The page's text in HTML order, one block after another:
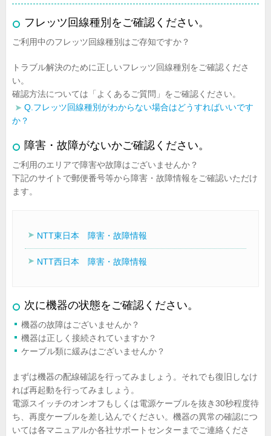
フレッツ回線種別をご確認ください。
ご利用中のフレッツ回線種別はご存知ですか？
トラブル解決のために正しいフレッツ回線種別をご確認くださ
い。
確認方法については「よくあるご質問」をご確認ください。
Q.フレッツ回線種別がわからない場合はどうすればいいです
か？
障害・故障がないかご確認ください。
ご利用のエリアで障害や故障はございませんか？
下記のサイトで郵便番号等から障害・故障情報をご確認いただけ
ます。
NTT東日本 障害・故障情報
NTT西日本 障害・故障情報
次に機器の状態をご確認ください。
機器の故障はございませんか？
機器は正しく接続されていますか？
ケーブル類に緩みはございませんか？
まずは機器の配線確認を行ってみましょう。それでも復旧しなけ
れば再起動を行ってみましょう。
電源スイッチのオンオフもしくは電源ケーブルを抜き30秒程度待
ち、再度ケーブルを差し込んでください。機器の異常の確認につ
いては各マニュアルか各社サポートセンターまでご連絡くださ